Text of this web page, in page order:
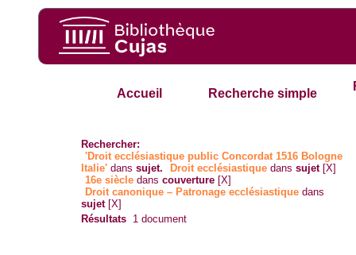
Accueil Recherche simple
Rechercher:
'Droit ecclésiastique public Concordat 1516 Bologne
Italie' danssujet. Droit ecclésiastique danssujet [X]
16e siècle danscouverture [X]
Droit canonique – Patronage ecclésiastique dans
sujet [X]
Résultats 1 document